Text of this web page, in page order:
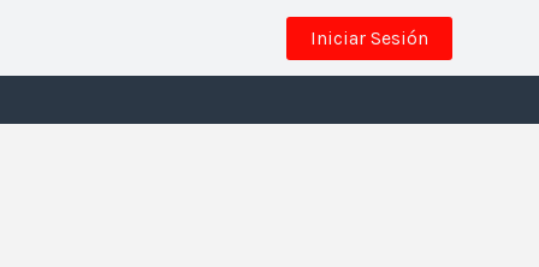
Iniciar Sesión